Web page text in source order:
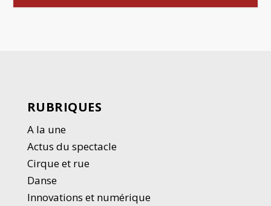
RUBRIQUES
A la une
Actus du spectacle
Cirque et rue
Danse
Innovations et numérique